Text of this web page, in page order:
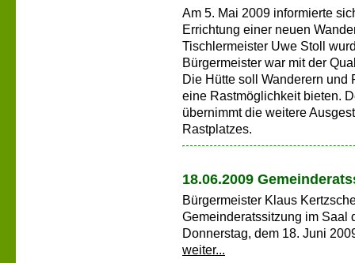
Am 5. Mai 2009 informierte
Errichtung einer neuen
Tischlermeister Uwe Stoll
Bürgermeister war mit der
Die Hütte soll Wanderern und
eine Rastmöglichkeit bieten.
übernimmt die weitere
Rastplatzes.
18.06.2009
Bürgermeister Klaus
Gemeinderatssitzung im Saal
Donnerstag, dem 18. Juni
weiter...